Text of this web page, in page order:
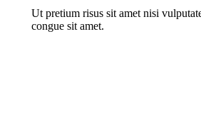
Ut pretium risus sit amet nisi
congue sit amet.